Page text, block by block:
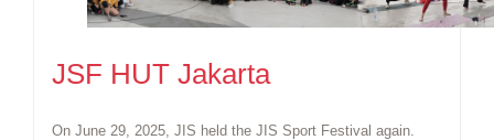
JSF HUT Jakarta
On June 29, 2025, JIS held the JIS Sport Festival again.